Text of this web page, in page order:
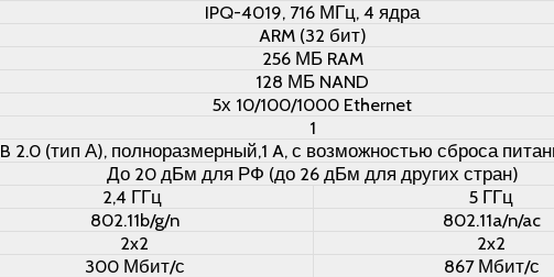
IPQ-4019, 716 МГц, 4 ядра
ARM (32 бит)
256 МБ RAM
128 МБ NAND
5х 10/100/1000 Ethernet
1
2.0 (тип А), полноразмерный,1 A, с возможностью сброса
До 20 дБм для РФ (до 26 дБм для других стран)
2,4 ГГц
5 ГГц
802.11b/g/n
802.11a/n/ac
2x2
2x2
300 Мбит/с
867 Мбит/с